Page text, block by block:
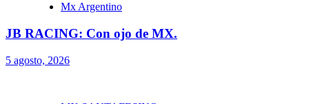
Mx Argentino
JB RACING: Con ojo de MX.
5 agosto, 2026